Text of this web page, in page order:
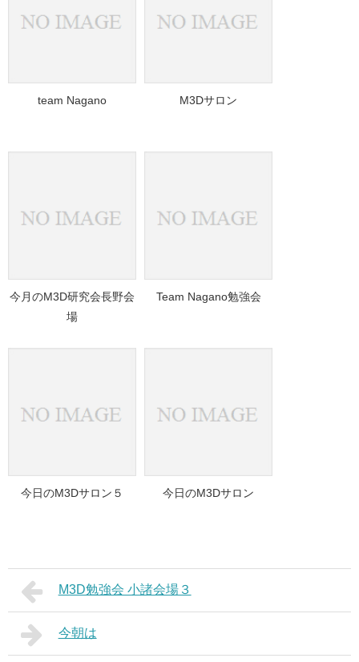
team Nagano M3Dサロン
今月のM3D研究会長野会
場
Team Nagano勉強会
今日のM3Dサロン５ 今日のM3Dサロン
M3D勉強会 小諸会場３
今朝は